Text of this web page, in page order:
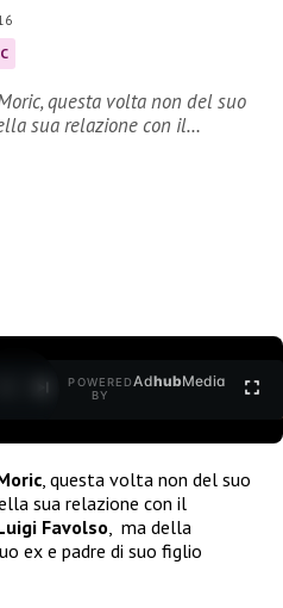
questa volta non del suo
sua relazione con il…
POWERED
BY
AdhubMedia
, questa volta non del suo
sua relazione con il
Favolso , ma della
ex e padre di suo figlio